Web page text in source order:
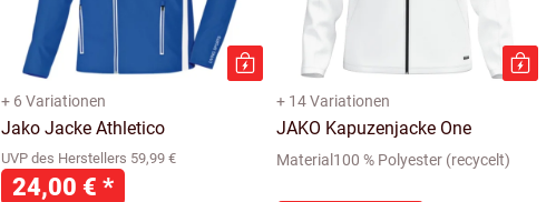
+ 6 Variationen
Jako Jacke Athletico
UVP des Herstellers 59,99 €
24,00 € *
+ 14 Variationen
JAKO Kapuzenjacke One
Material100 % Polyester (recycelt)